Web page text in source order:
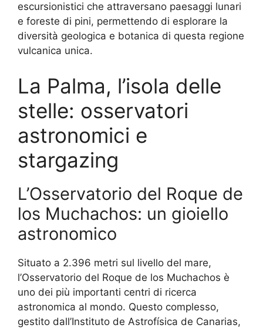
escursionistici che attraversano paesaggi lunari
e foreste di pini, permettendo di esplorare la
diversità geologica e botanica di questa regione
vulcanica unica.
La Palma, l’isola delle
stelle: osservatori
astronomici e
stargazing
L’Osservatorio del Roque de
los Muchachos: un gioiello
astronomico
Situato a 2.396 metri sul livello del mare,
l’Osservatorio del Roque de los Muchachos è
uno dei più importanti centri di ricerca
astronomica al mondo. Questo complesso,
gestito dall’Instituto de Astrofísica de Canarias,